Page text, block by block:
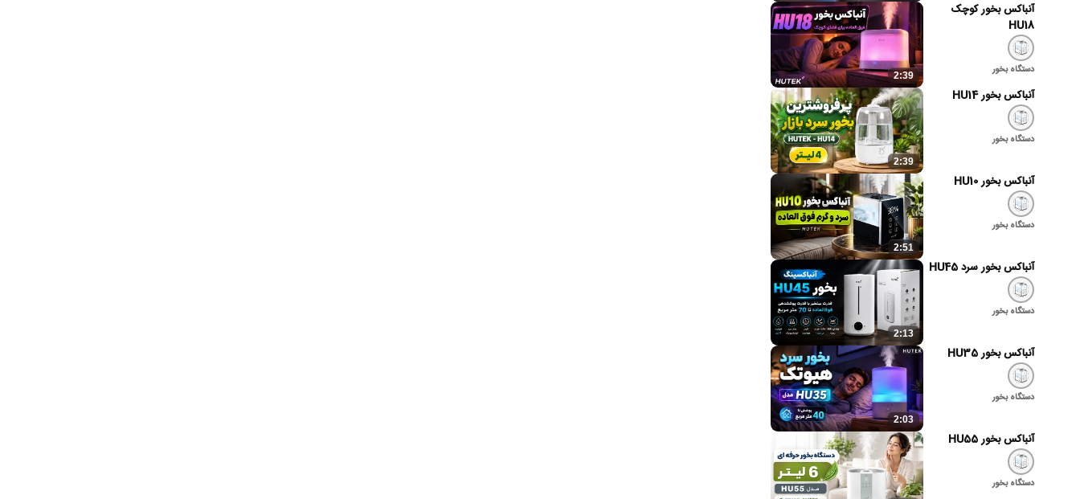
2:39
آنباکس بخور کوچک
HU18
دستگاه بخور
2:39
آنباکس بخور HU14
دستگاه بخور
2:51
آنباکس بخور HU10
دستگاه بخور
2:13
آنباکس بخور سرد HU45
دستگاه بخور
2:03
آنباکس بخور HU35
دستگاه بخور
آنباکس بخور HU55
دستگاه بخور